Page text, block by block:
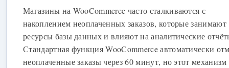
Магазины на WooCommerce часто сталкиваются с
накоплением неоплаченных заказов, которые занимают
ресурсы базы данных и влияют на аналитические
Стандартная функция WooCommerce автоматически
неоплаченные заказы через 60 минут, но этот механизм